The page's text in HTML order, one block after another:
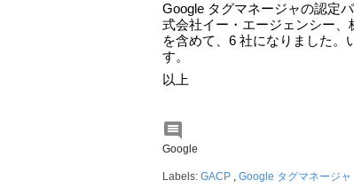
Google タグマネージャの認定
式会社イー・エージェンシー
を含めて、6 社になりました。
す。
以上

Google
Labels: GACP , Google タグマネージャ